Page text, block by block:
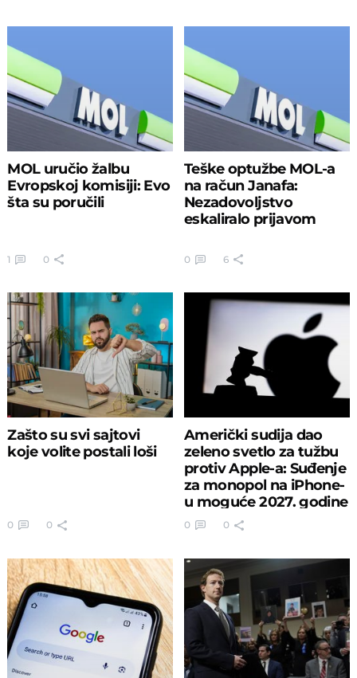
MOL uručio žalbu
Evropskoj komisiji: Evo
šta su poručili
1 0
Teške optužbe MOL-a
na račun Janafa:
Nezadovoljstvo
eskaliralo prijavom
0 6
Zašto su svi sajtovi
koje volite postali loši
0 0
Američki sudija dao
zeleno svetlo za tužbu
protiv Apple-a: Suđenje
za monopol na iPhone-
u moguće 2027. godine
0 0